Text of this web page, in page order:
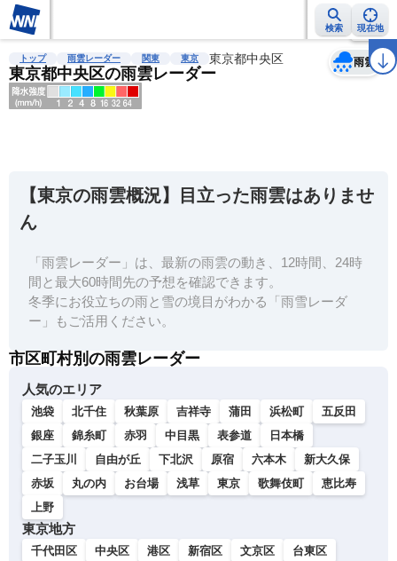
検索 現在地
雨雲レーダー 台風情報 地震情報 警報・注意報 2週間天気 ラ
トップ 雨雲レーダー 関東 東京 東京都中央区
東京都中央区の雨雲レーダー
雨雲
天気 台風
【東京の雨雲概況】目立った雨雲はありませ
ん
「雨雲レーダー」は、最新の雨雲の動き、12時間、24時
間と最大60時間先の予想を確認できます。
冬季にお役立ちの雨と雪の境目がわかる「雨雪レーダ
ー」もご活用ください。
市区町村別の雨雲レーダー
人気のエリア
池袋 北千住 秋葉原 吉祥寺 蒲田 浜松町
五反田
銀座
錦糸町 赤羽 中目黒 表参道
日本橋
二子玉川
自由が丘 下北沢 原宿 六本木
新大久保
赤坂
丸の内 お台場 浅草 東京 歌舞伎町
恵比寿
上野
東京地方
千代田区 中央区 港区 新宿区 文京区
台東区